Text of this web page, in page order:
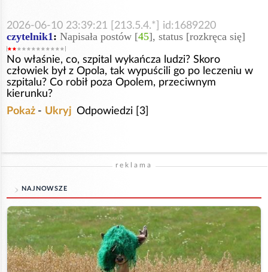
2026-06-10 23:39:21 [213.5.4.*] id:1689220
czytelnik1: Napisała postów [45], status [rozkręca się]
No właśnie, co, szpital wykańcza ludzi? Skoro
człowiek był z Opola, tak wypuścili go po leczeniu w
szpitalu? Co robił poza Opolem, przeciwnym
kierunku?
Pokaż - Ukryj Odpowiedzi [3]
reklama
NAJNOWSZE